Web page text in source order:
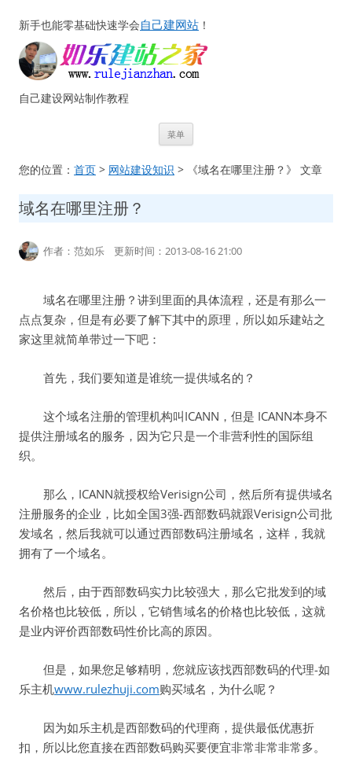
新手也能零基础快速学会自己建网站 ！
自己建设网站制作教程
菜单
文
您的位置： 首页 > 网站建设知识 > 《域名在哪里注册？》 文章
域名在哪里注册？
作者：范如乐 更新时间：2013-08-16 21:00
域名在哪里注册？讲到里面的具体流程，还是有那么一
点点复杂，但是有必要了解下其中的原理，所以如乐建站之
家这里就简单带过一下吧：
首先，我们要知道是谁统一提供域名的？
这个域名注册的管理机构叫ICANN，但是 ICANN本身不
提供注册域名的服务，因为它只是一个非营利性的国际组
织。
那么，ICANN就授权给Verisign公司，然后所有提供域名
注册服务的企业，比如全国3强-西部数码就跟Verisign公司批
发域名，然后我就可以通过西部数码注册域名，这样，我就
拥有了一个域名。
然后，由于西部数码实力比较强大，那么它批发到的域
名价格也比较低，所以，它销售域名的价格也比较低，这就
是业内评价西部数码性价比高的原因。
但是，如果您足够精明，您就应该找西部数码的代理-如
乐主机www.rulezhuji.com购买域名，为什么呢？
因为如乐主机是西部数码的代理商，提供最低优惠折
扣，所以比您直接在西部数码购买要便宜非常非常非常多。